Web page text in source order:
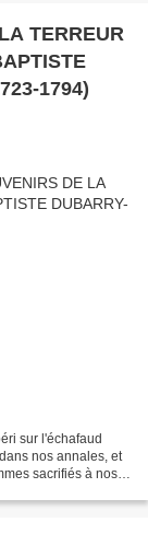
TERREUR
1794)
sur l'échafaud
nos annales, et
sacrifiés à nos